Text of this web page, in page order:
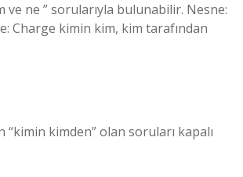
ne ” sorularıyla bulunabilir. Nesne:
Charge kimin kim, kim tarafından
kimden” olan soruları kapalı